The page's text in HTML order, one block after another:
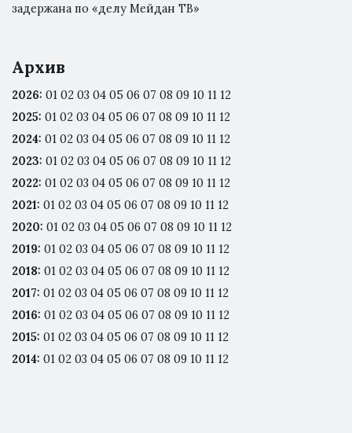
задержана по «делу Мейдан ТВ»
Архив
2026: 01 02 03 04 05 06 07 08 09 10 11 12
2025: 01 02 03 04 05 06 07 08 09 10 11 12
2024: 01 02 03 04 05 06 07 08 09 10 11 12
2023: 01 02 03 04 05 06 07 08 09 10 11 12
2022: 01 02 03 04 05 06 07 08 09 10 11 12
2021: 01 02 03 04 05 06 07 08 09 10 11 12
2020: 01 02 03 04 05 06 07 08 09 10 11 12
2019: 01 02 03 04 05 06 07 08 09 10 11 12
2018: 01 02 03 04 05 06 07 08 09 10 11 12
2017: 01 02 03 04 05 06 07 08 09 10 11 12
2016: 01 02 03 04 05 06 07 08 09 10 11 12
2015: 01 02 03 04 05 06 07 08 09 10 11 12
2014: 01 02 03 04 05 06 07 08 09 10 11 12